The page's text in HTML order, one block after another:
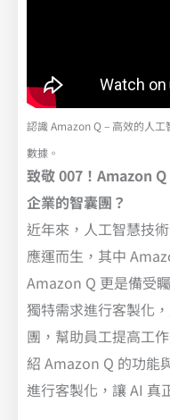
認識 Amazon Q – 高效的人
數據。
致敬 007！Amazon
企業的智囊團？
近年來，人工智慧技
應運而生，其中
Amazon Q 更是備受
獨特需求進行客製化
團，幫助員工提高工
紹 Amazon Q 的功能
進行客製化，讓 AI 真